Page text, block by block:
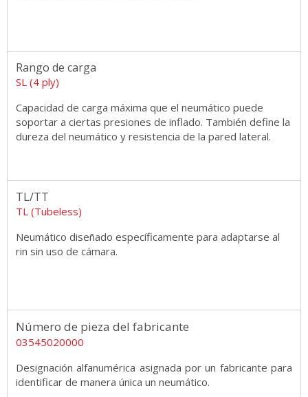
Rango de carga
SL (4 ply)
Capacidad de carga máxima que el neumático puede
soportar a ciertas presiones de inflado. También define la
dureza del neumático y resistencia de la pared lateral.
TL/TT
TL (Tubeless)
Neumático diseñado específicamente para adaptarse al
rin sin uso de cámara.
Número de pieza del fabricante
03545020000
Designación alfanumérica asignada por un fabricante para
identificar de manera única un neumático.